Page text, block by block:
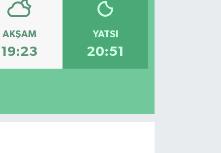
AKŞAM
19:23
YATSI
20:51